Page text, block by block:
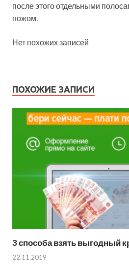
после этого отдельными
ножом.
Нет похожих записей
ПОХОЖИЕ ЗАПИСИ
3 способа взять выгодный
22.11.2019